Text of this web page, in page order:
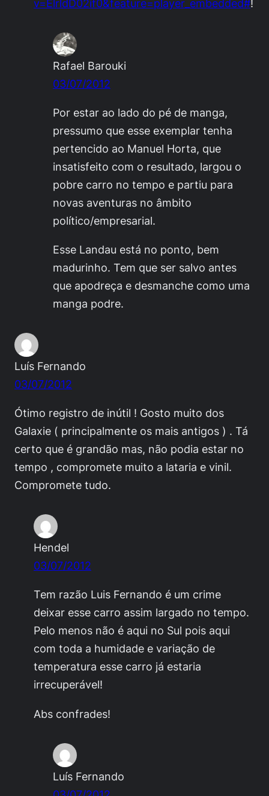
v=ElrldD02if0&feature=player_embedded#!
Rafael Barouki
03/07/2012
Por estar ao lado do pé de manga,
pressumo que esse exemplar tenha
pertencido ao Manuel Horta, que
insatisfeito com o resultado, largou o
pobre carro no tempo e partiu para
novas aventuras no âmbito
político/empresarial.
Esse Landau está no ponto, bem
madurinho. Tem que ser salvo antes
que apodreça e desmanche como uma
manga podre.
Luís Fernando
03/07/2012
Ótimo registro de inútil ! Gosto muito dos
Galaxie ( principalmente os mais antigos ) . Tá
certo que é grandão mas, não podia estar no
tempo , compromete muito a lataria e vinil.
Compromete tudo.
Hendel
03/07/2012
Tem razão Luis Fernando é um crime
deixar esse carro assim largado no tempo.
Pelo menos não é aqui no Sul pois aqui
com toda a humidade e variação de
temperatura esse carro já estaria
irrecuperável!
Abs confrades!
Luís Fernando